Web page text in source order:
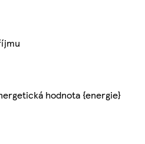
hodnota {energie}